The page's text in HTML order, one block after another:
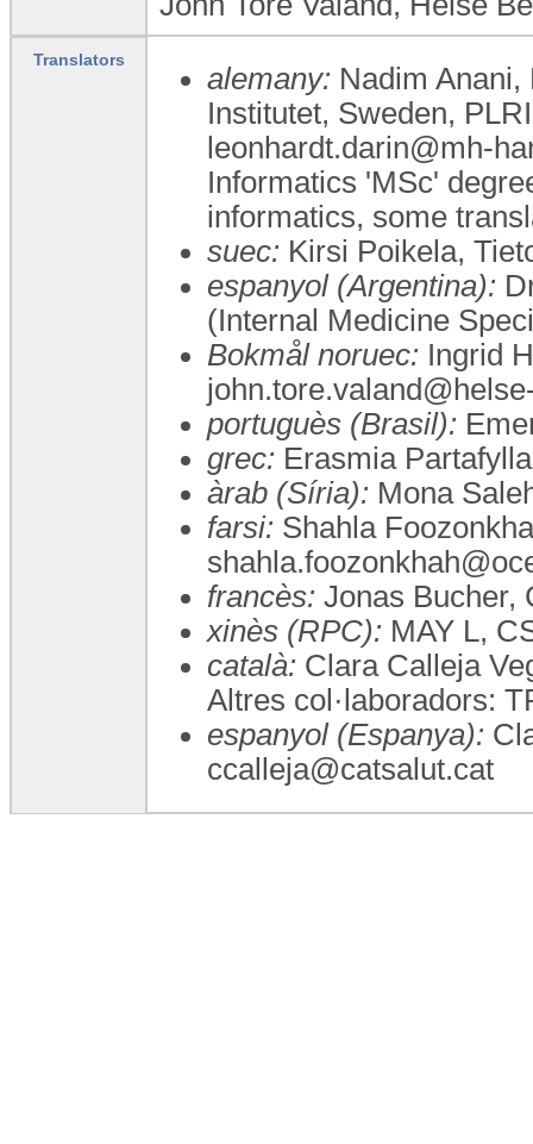
Translators
alemany: Nadim
Institutet, Sweden,
leonhardt.darin@mh-
Informatics 'MSc'
informatics, some
suec: Kirsi Poikela,
espanyol (Argentina):
(Internal Medicine
Bokmål noruec: Ingrid
portuguès (Brasil):
grec: Erasmia
àrab (Síria): Mona
farsi: Shahla
francès: Jonas Bucher,
xinès (RPC): MAY L,
català: Clara Calleja
Altres col·laboradors:
espanyol (Espanya):
ccalleja@catsalut.cat